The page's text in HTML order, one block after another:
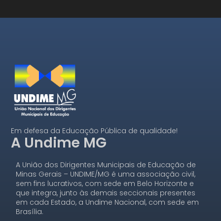
Em defesa da Educação Pública de qualidade!
A Undime MG
A União dos Dirigentes Municipais de Educação de
Minas Gerais – UNDIME/MG é uma associação civil,
sem fins lucrativos, com sede em Belo Horizonte e
que integra, junto às demais seccionais presentes
em cada Estado, a Undime Nacional, com sede em
Brasília.